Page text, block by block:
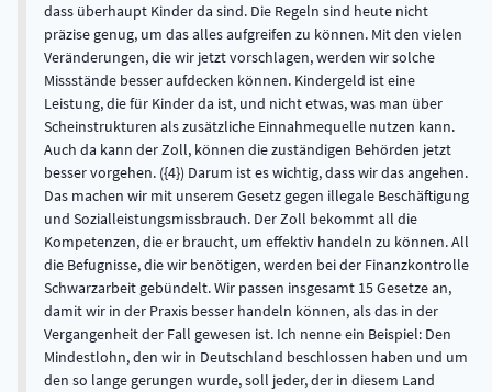
dass überhaupt Kinder da sind. Die Regeln sind heute nicht
präzise genug, um das alles aufgreifen zu können. Mit den vielen
Veränderungen, die wir jetzt vorschlagen, werden wir solche
Missstände besser aufdecken können. Kindergeld ist eine
Leistung, die für Kinder da ist, und nicht etwas, was man über
Scheinstrukturen als zusätzliche Einnahmequelle nutzen kann.
Auch da kann der Zoll, können die zuständigen Behörden jetzt
besser vorgehen. ({4}) Darum ist es wichtig, dass wir das angehen.
Das machen wir mit unserem Gesetz gegen illegale Beschäftigung
und Sozialleistungsmissbrauch. Der Zoll bekommt all die
Kompetenzen, die er braucht, um effektiv handeln zu können. All
die Befugnisse, die wir benötigen, werden bei der Finanzkontrolle
Schwarzarbeit gebündelt. Wir passen insgesamt 15 Gesetze an,
damit wir in der Praxis besser handeln können, als das in der
Vergangenheit der Fall gewesen ist. Ich nenne ein Beispiel: Den
Mindestlohn, den wir in Deutschland beschlossen haben und um
den so lange gerungen wurde, soll jeder, der in diesem Land